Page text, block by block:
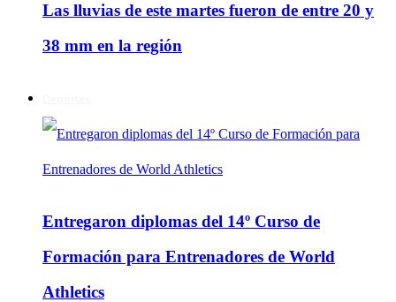
Las lluvias de este martes fueron de entre 20 y
38 mm en la región
Entregaron diplomas del 14º Curso de
Formación para Entrenadores de World
Athletics